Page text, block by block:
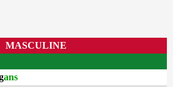
MASCULINE
ans